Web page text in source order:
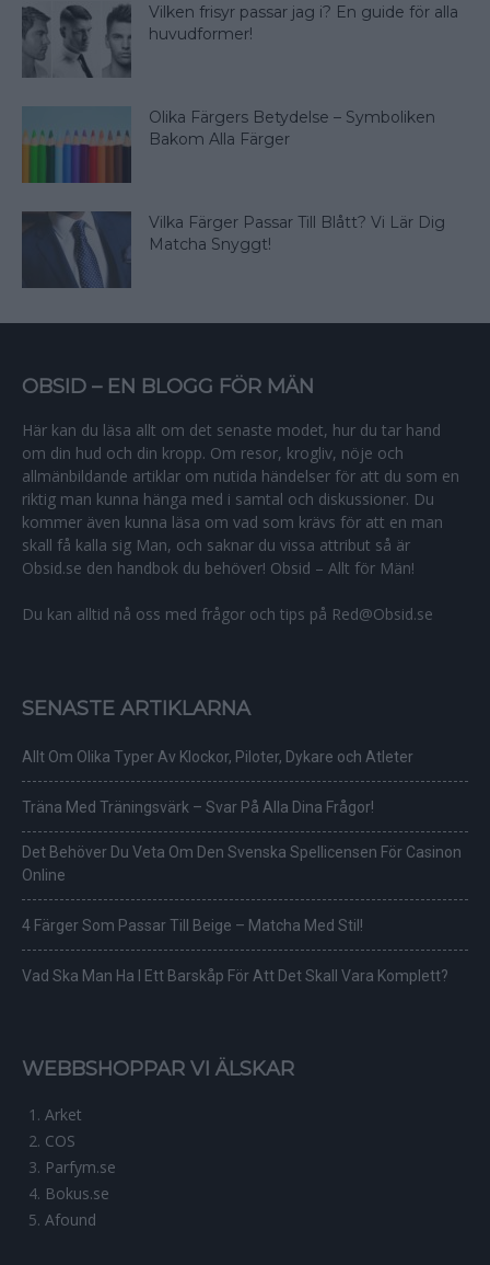
Vilken frisyr passar jag i? En guide för alla
huvudformer!
Olika Färgers Betydelse – Symboliken
Bakom Alla Färger
Vilka Färger Passar Till Blått? Vi Lär Dig
Matcha Snyggt!
OBSID – EN BLOGG FÖR MÄN
Här kan du läsa allt om det senaste modet, hur du tar hand
om din hud och din kropp. Om resor, krogliv, nöje och
allmänbildande artiklar om nutida händelser för att du som en
riktig man kunna hänga med i samtal och diskussioner. Du
kommer även kunna läsa om vad som krävs för att en man
skall få kalla sig Man, och saknar du vissa attribut så är
Obsid.se den handbok du behöver! Obsid – Allt för Män!
Du kan alltid nå oss med frågor och tips på Red@Obsid.se
SENASTE ARTIKLARNA
Allt Om Olika Typer Av Klockor, Piloter, Dykare och Atleter
Träna Med Träningsvärk – Svar På Alla Dina Frågor!
Det Behöver Du Veta Om Den Svenska Spellicensen För Casinon
Online
4 Färger Som Passar Till Beige – Matcha Med Stil!
Vad Ska Man Ha I Ett Barskåp För Att Det Skall Vara Komplett?
WEBBSHOPPAR VI ÄLSKAR
Arket
COS
Parfym.se
Bokus.se
Afound